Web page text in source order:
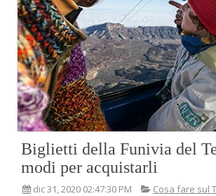
Biglietti della Funivia del
modi per acquistarli
dic 31, 2020 02:47:30 PM Cosa fare sul